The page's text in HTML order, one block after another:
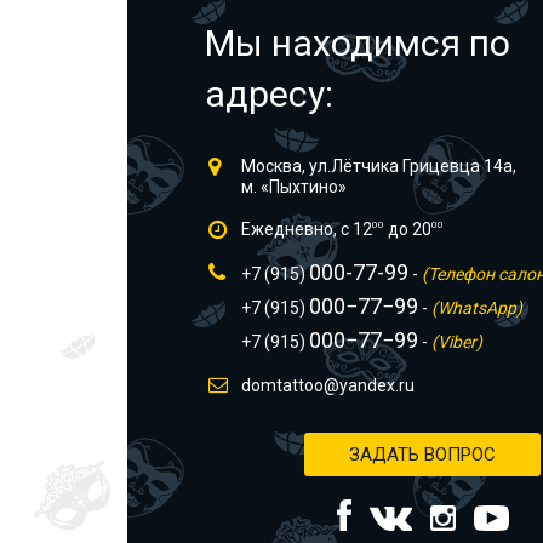
Мы находимся по
адресу:
Москва, ул.Лётчика Грицевца 14а,
м. «Пыхтино»
Ежедневно, с 1200 до 2000
+7 (915)000-77-99 - (Телефон
+7 (915) 000−77−99 - (WhatsApp)
+7 (915) 000−77−99 - (Viber)
domtattoo@yandex.ru
ЗАДАТЬ ВОПРОС